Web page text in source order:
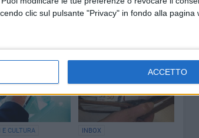
clic sul pulsante "Privacy" in fondo alla pagina
ACCETTO
E CULTURA INBOX